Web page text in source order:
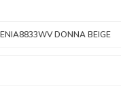
DONNA BEIGE